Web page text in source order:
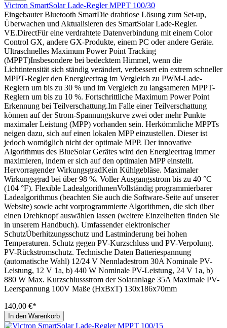
Victron SmartSolar Lade-Regler MPPT 100/30
Eingebauter Bluetooth SmartDie drahtlose Lösung zum Set-up,
Überwachen und Aktualisieren des SmartSolar Lade-Regler.
VE.DirectFür eine verdrahtete Datenverbindung mit einem Color
Control GX, andere GX-Produkte, einem PC oder andere Geräte.
Ultraschnelles Maximum Power Point Tracking
(MPPT)Insbesondere bei bedecktem Himmel, wenn die
Lichtintensität sich ständig verändert, verbessert ein extrem schneller
MPPT-Regler den Energieertrag im Vergleich zu PWM-Lade-
Reglern um bis zu 30 % und im Vergleich zu langsameren MPPT-
Reglern um bis zu 10 %. Fortschrittliche Maximum Power Point
Erkennung bei Teilverschattung.Im Falle einer Teilverschattung
können auf der Strom-Spannungskurve zwei oder mehr Punkte
maximaler Leistung (MPP) vorhanden sein. Herkömmliche MPPTs
neigen dazu, sich auf einen lokalen MPP einzustellen. Dieser ist
jedoch womöglich nicht der optimale MPP. Der innovative
Algorithmus des BlueSolar Gerätes wird den Energieertrag immer
maximieren, indem er sich auf den optimalen MPP einstellt.
Hervorragender WirkungsgradKein Kühlgebläse. Maximaler
Wirkungsgrad bei über 98 %. Voller Ausgangsstrom bis zu 40 °C
(104 °F). Flexible LadealgorithmenVollständig programmierbarer
Ladealgorithmus (beachten Sie auch die Software-Seite auf unserer
Website) sowie acht vorprogrammierte Algorithmen, die sich über
einen Drehknopf auswählen lassen (weitere Einzelheiten finden Sie
in unserem Handbuch). Umfassender elektronischer
SchutzÜberhitzungsschutz und Lastminderung bei hohen
Temperaturen. Schutz gegen PV-Kurzschluss und PV-Verpolung.
PV-Rückstromschutz. Technische Daten Batteriespannung
(automatische Wahl) 12/24 V Nennladestrom 30A Nominale PV-
Leistung, 12 V 1a, b) 440 W Nominale PV-Leistung, 24 V 1a, b)
880 W Max. Kurzschlussstrom der Solaranlage 35A Maximale PV-
Leerspannung 100V Maße (HxBxT) 130x186x70mm
140,00 €*
In den Warenkorb